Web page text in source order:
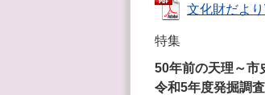
文化財だよ
特集
50年前の天理～市
令和5年度発掘調